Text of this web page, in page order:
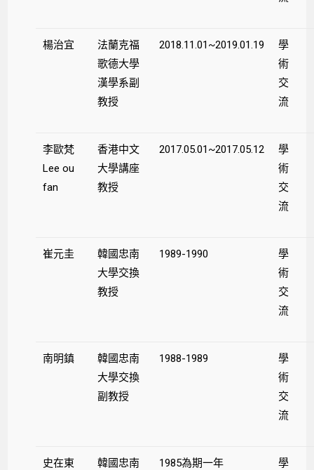
楊治宜
法蘭克福
歌德大學
漢學系副
教授
2018.11.01~2019.01.19
學
術
交
流
李歐梵
Lee ou
fan
香港中文
大學講座
教授
2017.05.01~2017.05.12
學
術
交
流
崔元圭
韓國忠南
大學交換
教授
1989-1990
學
術
交
流
南明鎮
韓國忠南
大學交換
副教授
1988-1989
學
術
交
流
史在東
韓國忠南
1985為期一年
學